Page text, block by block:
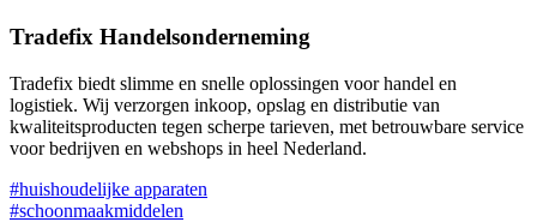
Tradefix Handelsonderneming
Tradefix biedt slimme en snelle oplossingen voor handel en
logistiek. Wij verzorgen inkoop, opslag en distributie van
kwaliteitsproducten tegen scherpe tarieven, met betrouwbare service
voor bedrijven en webshops in heel Nederland.
#huishoudelijke apparaten
#schoonmaakmiddelen